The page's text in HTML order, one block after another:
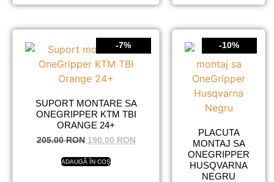
-7%
SUPORT MONTARE SA
ONEGRIPPER KTM TBI
ORANGE 24+
205.00RON 190.00 RON
ADAUGĂ ÎN COȘ
-10%
PLACUTA
MONTAJ SA
ONEGRIPPER
HUSQVARNA
NEGRU